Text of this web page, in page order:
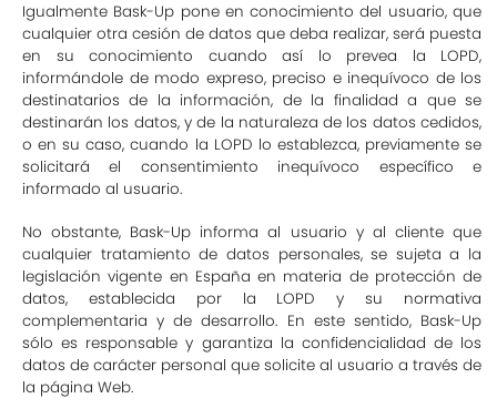
Igualmente Bask-Up pone en conocimiento del usuario, que
cualquier otra cesión de datos que deba realizar, será puesta
en su conocimiento cuando así lo prevea la LOPD,
informándole de modo expreso, preciso e inequívoco de los
destinatarios de la información, de la finalidad a que se
destinarán los datos, y de la naturaleza de los datos cedidos,
o en su caso, cuando la LOPD lo establezca, previamente se
solicitará el consentimiento inequívoco específico e
informado al usuario.
No obstante, Bask-Up informa al usuario y al cliente que
cualquier tratamiento de datos personales, se sujeta a la
legislación vigente en España en materia de protección de
datos, establecida por la LOPD y su normativa
complementaria y de desarrollo. En este sentido, Bask-Up
sólo es responsable y garantiza la confidencialidad de los
datos de carácter personal que solicite al usuario a través de
la página Web.